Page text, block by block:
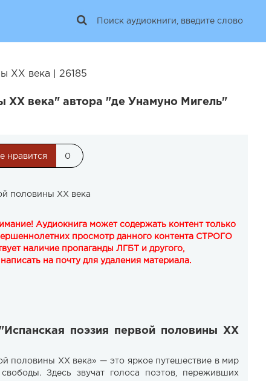
XX века | 26185
XX века" автора "де Унамуно Мигель"
нравится 0
половины XX века
Аудиокнига может содержать контент только
просмотр данного контента СТРОГО
наличие пропаганды ЛГБТ и другого,
на почту для удаления материала.
поэзия первой половины XX
половины XX века» — это яркое путешествие в мир
Здесь звучат голоса поэтов, переживших